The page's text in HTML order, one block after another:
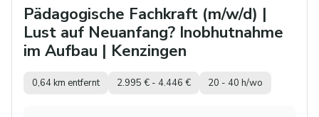
Pädagogische Fachkraft (m/w/d) |
Lust auf Neuanfang? Inobhutnahme
im Aufbau | Kenzingen
0,64 km entfernt 2.995 € - 4.446 € 20 - 40 h/wo